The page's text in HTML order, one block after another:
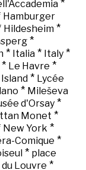
*
Hamburger
Hildesheim*
*
* Italia * Italy *
Le Havre *
* Lycée
* Mileševa
d'Orsay *
Monet *
New York *
Comique *
* place
Louvre *